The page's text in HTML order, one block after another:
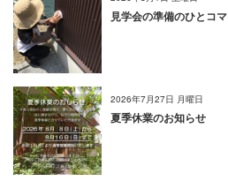
見学会の準備のひとコマ
2026年7月27日 月曜日
夏季休業のお知らせ